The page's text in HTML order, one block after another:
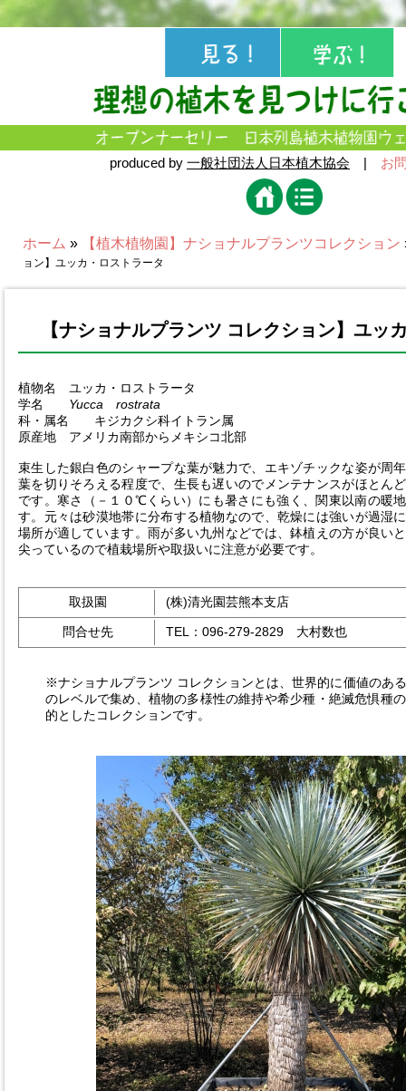
produced by 一般社団法人日本植木協会 | お
ホーム » 【植木植物園】ナショナルプランツコレクション
ョン】ユッカ・ロストラータ
【ナショナルプランツ コレクション】ユ
植物名 ユッカ・ロストラータ
学名 Yucca rostrata
科・属名 キジカクシ科イトラン属
原産地 アメリカ南部からメキシコ北部
束生した銀白色のシャープな葉が魅力で、エキゾチックな姿が周
葉を切りそろえる程度で、生長も遅いのでメンテナンスがほとん
です。寒さ（－１０℃くらい）にも暑さにも強く、関東以南の暖
す。元々は砂漠地帯に分布する植物なので、乾燥には強いが過湿
場所が適しています。雨が多い九州などでは、鉢植えの方が良い
尖っているので植栽場所や取扱いに注意が必要です。
取扱園 (株)清光園芸熊本支店
問合せ先 TEL：096-279-2829 大村数也
※ナショナルプランツ コレクションとは、世界的に価値のあ
のレベルで集め、植物の多様性の維持や希少種・絶滅危惧種
的としたコレクションです。